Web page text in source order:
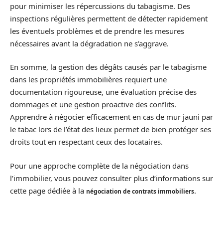
pour minimiser les répercussions du tabagisme. Des
inspections régulières permettent de détecter rapidement
les éventuels problèmes et de prendre les mesures
nécessaires avant la dégradation ne s’aggrave.
En somme, la gestion des dégâts causés par le tabagisme
dans les propriétés immobilières requiert une
documentation rigoureuse, une évaluation précise des
dommages et une gestion proactive des conflits.
Apprendre à négocier efficacement en cas de mur jauni par
le tabac lors de l’état des lieux permet de bien protéger ses
droits tout en respectant ceux des locataires.
Pour une approche complète de la négociation dans
l’immobilier, vous pouvez consulter plus d’informations sur
cette page dédiée à la négociation de contrats immobiliers.